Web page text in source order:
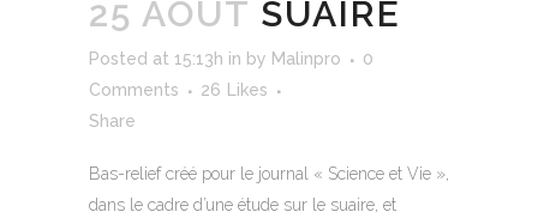
25 AOÛT SUAIRE
Posted at 15:13h in by Malinpro
0
Comments
26
Likes
Share
Bas-relief créé pour le journal « Science et Vie »,
dans le cadre d’une étude sur le suaire, et